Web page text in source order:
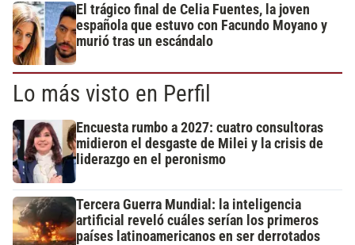
El trágico final de Celia Fuentes, la joven
española que estuvo con Facundo Moyano y
murió tras un escándalo
Lo más visto en Perfil
Encuesta rumbo a 2027: cuatro consultoras
midieron el desgaste de Milei y la crisis de
liderazgo en el peronismo
Tercera Guerra Mundial: la inteligencia
artificial reveló cuáles serían los primeros
países latinoamericanos en ser derrotados